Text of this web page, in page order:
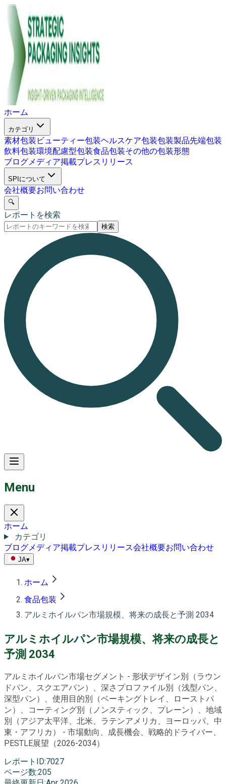
ホーム
カテゴリ
素材包装 ビューティー包装ヘルスケア包装包装製品先端包装
飲料包装環境配慮型包装食品包装その他の包装形態
ブログメディア掲載プレスリリース
SPIについて
会社概要お問い合わせ
🔍
レポートを検索
検索
Menu
ホーム
カテゴリ
ブログメディア掲載プレスリリース会社概要お問い合わせ
JA▾
ホーム
食品包装
アルミホイルパン市場規模、将来の成長と予測 2034
アルミホイルパン市場規模、将来の成長と
予測 2034
アルミホイルパン市場セグメント - 形状デザイン別（ラウン
ドパン、スクエアパン）、深さプロファイル別（浅型パン、
深型パン）、使用目的別（ベーキングトレイ、ローストパ
ン）、コーティング別（ノンスティック、プレーン）、地域
別（アジア太平洋、北米、ラテンアメリカ、ヨーロッパ、中
東・アフリカ） - 市場動向、成長機会、戦略的ドライバー、
PESTLE展望（2026-2034）
レポートID:7027
ページ数:205